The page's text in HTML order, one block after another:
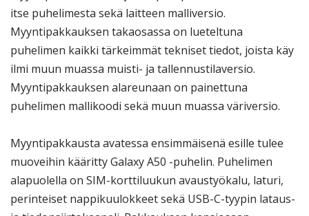
itse puhelimesta sekä laitteen malliversio.
Myyntipakkauksen takaosassa on lueteltuna
puhelimen kaikki tärkeimmät tekniset tiedot, joista käy
ilmi muun muassa muisti- ja tallennustilaversio.
Myyntipakkauksen alareunaan on painettuna
puhelimen mallikoodi sekä muun muassa väriversio.
Myyntipakkausta avatessa ensimmäisenä esille tulee
muoveihin kääritty Galaxy A50 -puhelin. Puhelimen
alapuolella on SIM-korttiluukun avaustyökalu, laturi,
perinteiset nappikuulokkeet sekä USB-C-tyypin lataus-